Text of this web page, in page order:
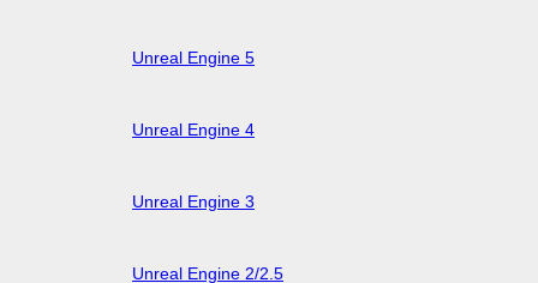
Unreal Engine 5
Unreal Engine 4
Unreal Engine 3
Unreal Engine 2/2.5